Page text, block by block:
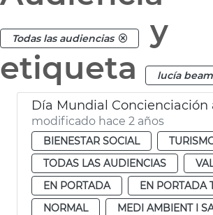
Todas las audiencias
y
etiqueta
lucía
Día Mundial Concienciación
modificado hace 2 años
BIENESTAR SOCIAL
TODAS LAS AUDIENCIAS
EN PORTADA
EN PORTADA
NORMAL
MEDI AMBIENT I